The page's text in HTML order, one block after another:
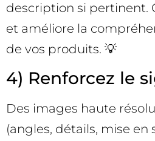
description si pertinent.
et améliore la
de vos produits. 💡
4) Renforcez le
Des images haute
(angles, détails, mise en